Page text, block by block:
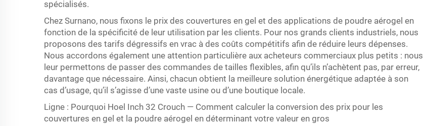
spécialisés.
Chez Surnano, nous fixons le prix des couvertures en gel et des applications de poudre aérogel en
fonction de la spécificité de leur utilisation par les clients. Pour nos grands clients industriels, nous
proposons des tarifs dégressifs en vrac à des coûts compétitifs afin de réduire leurs dépenses.
Nous accordons également une attention particulière aux acheteurs commerciaux plus petits : nous
leur permettons de passer des commandes de tailles flexibles, afin qu’ils n’achètent pas, par erreur,
davantage que nécessaire. Ainsi, chacun obtient la meilleure solution énergétique adaptée à son
cas d’usage, qu’il s’agisse d’une vaste usine ou d’une boutique locale.
Ligne : Pourquoi Hoel Inch 32 Crouch — Comment calculer la conversion des prix pour les
couvertures en gel et la poudre aérogel en déterminant votre valeur en gros